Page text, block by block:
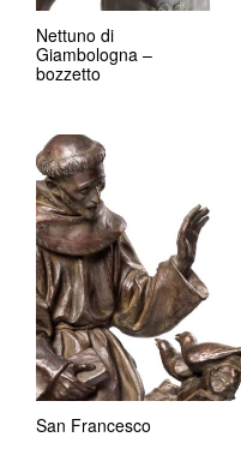
Nettuno di
Giambologna –
bozzetto
San Francesco